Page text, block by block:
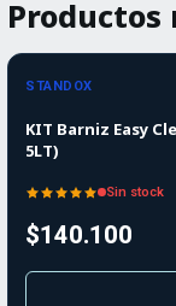
Productos
Agotado
STANDOX
KIT Barniz Easy
5LT)
Sin stock
$140.100